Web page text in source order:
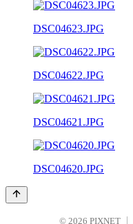
DSC04623.JPG
DSC04622.JPG
DSC04621.JPG
DSC04620.JPG
© 2026 PIXNET